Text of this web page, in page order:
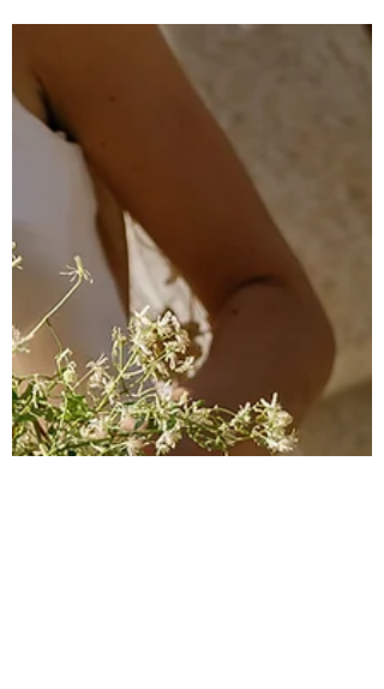
Mariage de Margot &
Guillaume au Mas
Saint-Germain
Cet été, j'avais rendez-vous avec Margot
et Guillaume au très beau Mas Saint-
Germain pour un mariage intimiste en
tout petit comité, fleuri de façon élégante
et chic. Hortensias blancs en flottaison
dans la fontaine, cascade de roses pêche
et caramel retombant au pied de la table
d'honneur, coupe de fruits vintage
détournée en centre de table
généreusement fleuris... la décoration
florale de ce mariage près de Montpellier